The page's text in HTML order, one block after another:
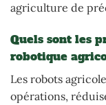
agriculture de
Quels sont les
robotique
Les robots
opérations,